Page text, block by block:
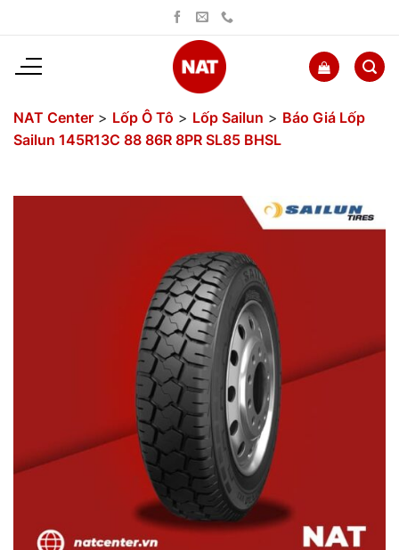
dung
NAT Center > Lốp Ô Tô > Lốp Sailun > Báo Giá Lốp
Sailun 145R13C 88 86R 8PR SL85 BHSL